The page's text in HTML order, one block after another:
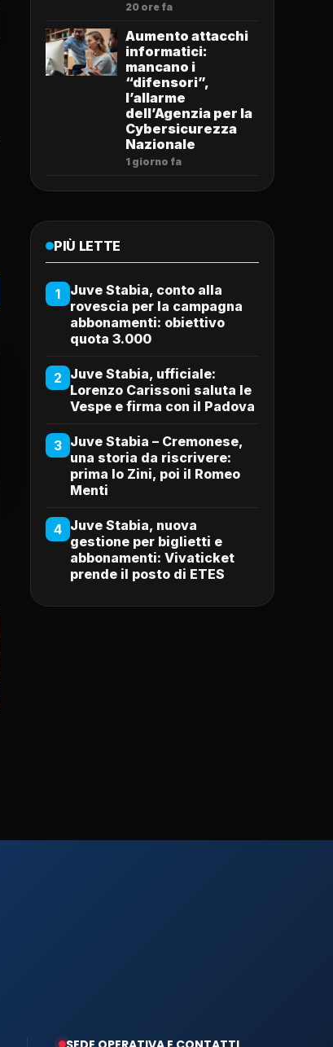
20 ore fa
Aumento attacchi
informatici:
mancano i
“difensori”,
l’allarme
dell’Agenzia per la
Cybersicurezza
Nazionale
1 giorno fa
PIÙ LETTE
1
Juve Stabia, conto alla
rovescia per la campagna
abbonamenti: obiettivo
quota 3.000
2 Juve Stabia, ufficiale:
Lorenzo Carissoni saluta le
Vespe e firma con il Padova
3 Juve Stabia – Cremonese,
una storia da riscrivere:
prima lo Zini, poi il Romeo
Menti
4 Juve Stabia, nuova
gestione per biglietti e
abbonamenti: Vivaticket
prende il posto di ETES